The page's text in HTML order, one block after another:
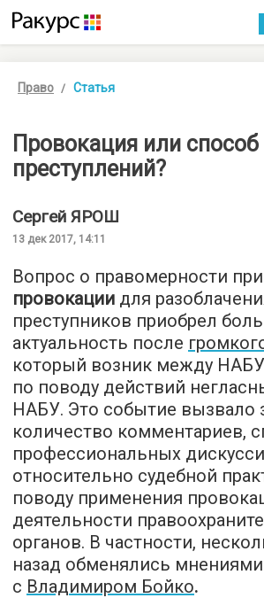
Право Статья
Провокация или
преступлений?
Сергей ЯРОШ
13 дек 2017, 14:11
Вопрос о правомерности
провокации для
преступников приобрел
актуальность после
который возник между
по поводу действий
НАБУ. Это событие вызвало
количество комментариев,
профессиональных
относительно судебной
поводу применения
деятельности
органов. В частности,
назад обменялись
с Владимиром Бойко.